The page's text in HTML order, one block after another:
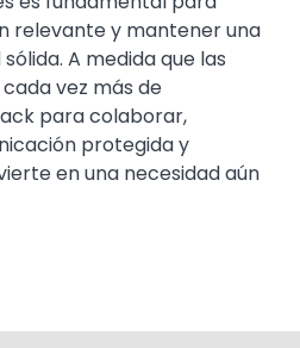
relevante y mantener una
A medida que las
vez más de
para colaborar,
protegida y
en una necesidad aún